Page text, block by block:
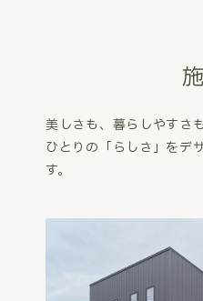
美しさも、暮らしやすさも
ひとりの「らしさ」をデ
す。